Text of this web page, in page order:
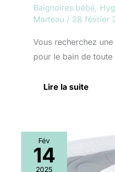
Baignoires bébé,
Marteau / 28 février
Vous recherchez
pour le bain de toute
Lire la suite
Fév
14
2025
Test
de